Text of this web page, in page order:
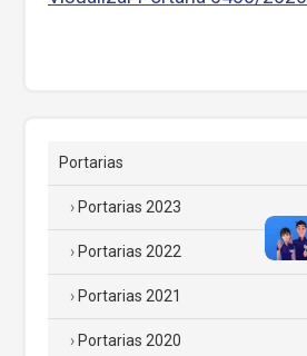
Portarias
Portarias 2023
Portarias 2022
Portarias 2021
Portarias 2020